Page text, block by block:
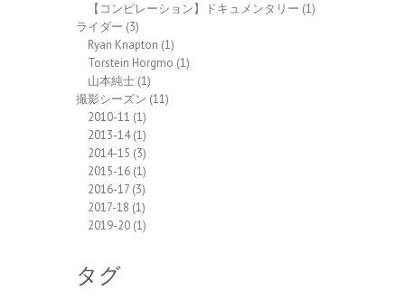
【コンピレーション】ドキュメンタリー (1)
ライダー (3)
Ryan Knapton (1)
Torstein Horgmo (1)
山本純士 (1)
撮影シーズン (11)
2010-11 (1)
2013-14(1)
2014-15 (3)
2015-16 (1)
2016-17 (3)
2017-18 (1)
2019-20 (1)
タグ